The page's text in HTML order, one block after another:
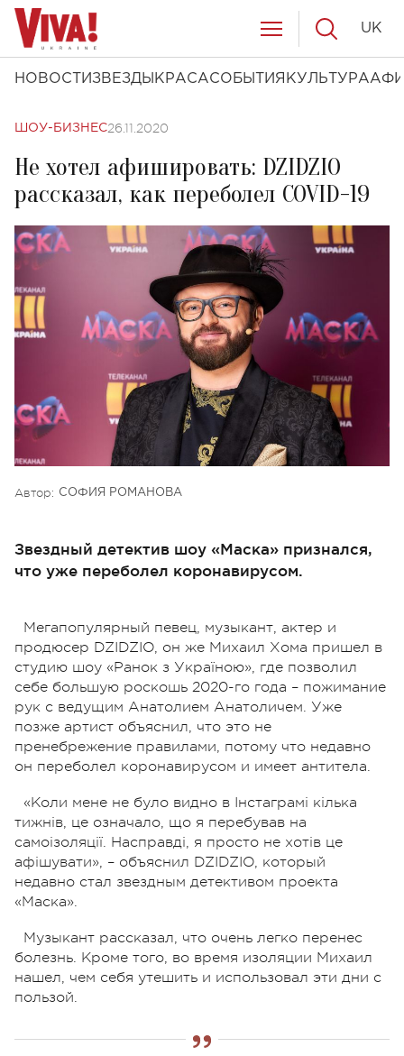
НОВОСТИ ЗВЕЗДЫ КРАСАСОБЫТИЯ КУЛЬТУРА
UK
ШОУ-БИЗНЕС26.11.2020
Не хотел афишировать: DZIDZIO
рассказал, как переболел COVID-19
Автор: СОФИЯ РОМАНОВА
Звездный детектив шоу «Маска» признался,
что уже переболел коронавирусом.
Мегапопулярный певец, музыкант, актер и
продюсер DZIDZIO, он же Михаил Хома пришел в
студию шоу «Ранок з Україною», где позволил
себе большую роскошь 2020-го года – пожимание
рук с ведущим Анатолием Анатоличем. Уже
позже артист объяснил, что это не
пренебрежение правилами, потому что недавно
он переболел коронавирусом и имеет антитела.
«Коли мене не було видно в Інстаграмі кілька
тижнів, це означало, що я перебував на
самоізоляції. Насправді, я просто не хотів це
афішувати», – объяснил DZIDZIO, который
недавно стал звездным детективом проекта
«Маска».
Музыкант рассказал, что очень легко перенес
болезнь. Кроме того, во время изоляции Михаил
нашел, чем себя утешить и использовал эти дни с
пользой.